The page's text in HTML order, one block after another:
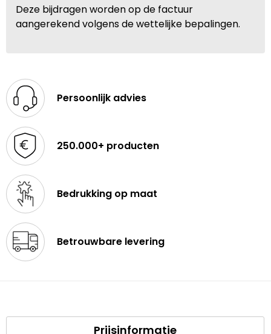
Deze bijdragen worden op de factuur
aangerekend volgens de wettelijke bepalingen.
Persoonlijk advies
250.000+ producten
Bedrukking op maat
Betrouwbare levering
Prijsinformatie